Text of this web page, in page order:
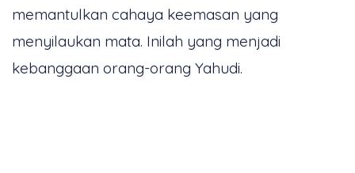
memantulkan cahaya keemasan yang
menyilaukan mata. Inilah yang menjadi
kebanggaan orang-orang Yahudi.